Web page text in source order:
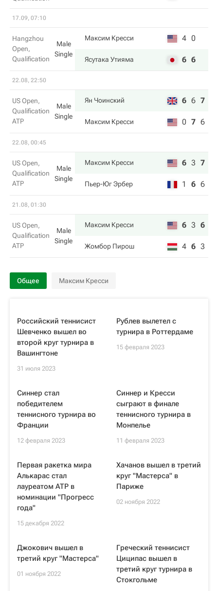
17.09, 07:10
Hangzhou
Open,
Qualification
Male
Single
Максим Кресси 4 0
Ясутака Утияма 6 6
22.08, 22:50
US Open,
Qualification
ATP
Male
Single
Ян Чоинский 6 6 7
Максим Кресси 0 7 6
22.08, 00:45
US Open,
Qualification
ATP
Male
Single
Максим Кресси 6 3 7
Пьер-Юг Эрбер 1 6 6
21.08, 01:30
US Open,
Qualification
ATP
Male
Single
Максим Кресси 6 3 6
Жомбор Пирош 4 6 3
Общее Максим Кресси
Российский теннисист
Шевченко вышел во
второй круг турнира в
Вашингтоне
31 июля 2023
Рублев вылетел с
турнира в Роттердаме
15 февраля 2023
Синнер стал
победителем
теннисного турнира во
Франции
12 февраля 2023
Синнер и Кресси
сыграют в финале
теннисного турнира в
Монпелье
11 февраля 2023
Первая ракетка мира
Алькарас стал
лауреатом ATP в
номинации "Прогресс
года"
15 декабря 2022
Хачанов вышел в третий
круг "Мастерса" в
Париже
02 ноября 2022
Джокович вышел в
третий круг "Мастерса"
01 ноября 2022
Греческий теннисист
Циципас вышел в
третий круг турнира в
Стокгольме